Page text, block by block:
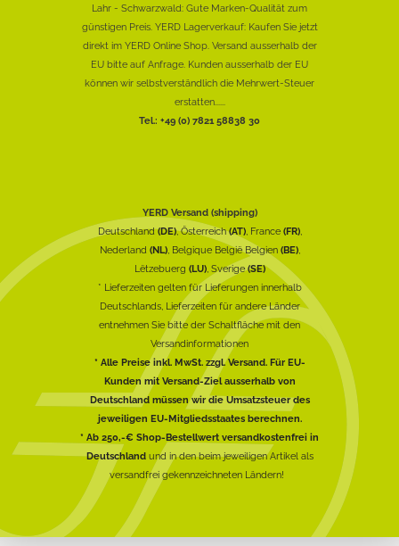
Lahr - Schwarzwald: Gute Marken-Qualität zum
günstigen Preis. YERD Lagerverkauf: Kaufen Sie jetzt
direkt im YERD Online Shop. Versand ausserhalb der
EU bitte auf Anfrage. Kunden ausserhalb der EU
können wir selbstverständlich die Mehrwert-Steuer
erstatten......
Tel.: +49 (0) 7821 58838 30
YERD Versand (shipping)
Deutschland(DE), Österreich(AT), France (FR),
Nederland (NL), Belgique België Belgien (BE),
Lëtzebuerg (LU), Sverige(SE)
* Lieferzeiten gelten für Lieferungen innerhalb
Deutschlands, Lieferzeiten für andere Länder
entnehmen Sie bitte der Schaltfläche mit den
Versandinformationen
* Alle Preise inkl. MwSt. zzgl. Versand. Für EU-
Kunden mit Versand-Ziel ausserhalb von
Deutschland müssen wir die Umsatzsteuer des
jeweiligen EU-Mitgliedsstaates berechnen.
* Ab 250,-€ Shop-Bestellwert versandkostenfrei in
Deutschlandund in den beim jeweiligen Artikel als
versandfrei gekennzeichneten Ländern!